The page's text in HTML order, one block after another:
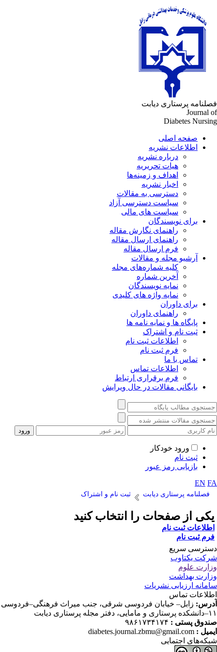
پرستاری دیابت
Journal
Diabetes
صفحه اصلی
اطلاعات نشریه
درباره نشریه
هیات تحریریه
اهداف و زمینه‌ها
اخبار نشریه
دسترسی به مقالات
سیاست دسترسی آزاد
سیاست های مالی
برای نویسندگان
راهنمای نگارش مقاله
راهنمای ارسال مقاله
فرم ارسال مقاله
آرشیو مجله و مقالات
کلیه شماره‌های مجله
آخرین شماره
نمایه نویسندگان
نمایه واژه های کلیدی
برای داوران
راهنمای داوران
پایگاه ها و نمایه نامه ها
ثبت نام و اشتراک
اطلاعات ثبت نام
فرم ثبت نام
تماس با ما
اطلاعات تماس
فرم برقراری ارتباط
بایگانی مقالات در حال ویرایش
ورود خودکار
ثبت نام
بازیابی رمز عبور
EN
فصلنامه پرستاری دیابت ثبت نام و اشتراک
از صفحات را انتخاب کنید
ثبت نام
ثبت نام
سریع
یکتاوب
علوم
بهداشت
ارزیابی نشریات
تماس
زابل– خیابان فردوسی شرقی، جنب میراث فرهنگی–فردوسی
پرستاری دیابت
پستی : ۹۸۶۱۷۳۴۱۷۴
:
diabetes.journal.zbmu@gmail.com
اجتمایی